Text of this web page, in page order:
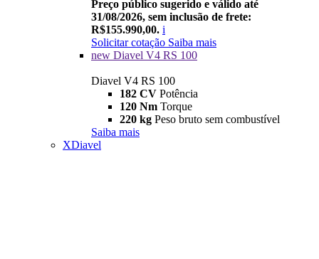
Preço público sugerido e válido até
31/08/2026, sem inclusão de frete:
R$155.990,00. i
Solicitar cotação Saiba mais
new Diavel V4 RS 100
Diavel V4 RS 100
182 CV Potência
120 Nm Torque
220 kg Peso bruto sem combustível
Saiba mais
XDiavel